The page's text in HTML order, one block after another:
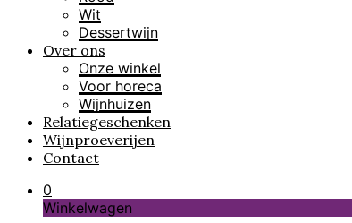
Wit
Dessertwijn
Over ons
Onze winkel
Voor horeca
Wijnhuizen
Relatiegeschenken
Wijnproeverijen
Contact
0
Winkelwagen